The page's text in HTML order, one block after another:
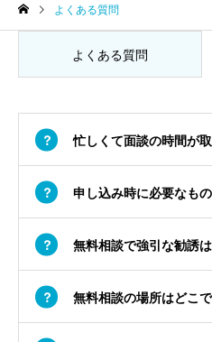
よくある質問
よくある質問
忙しくて面談の時間が
申し込み時に必要なも
無料相談で強引な勧誘
無料相談の場所はどこ